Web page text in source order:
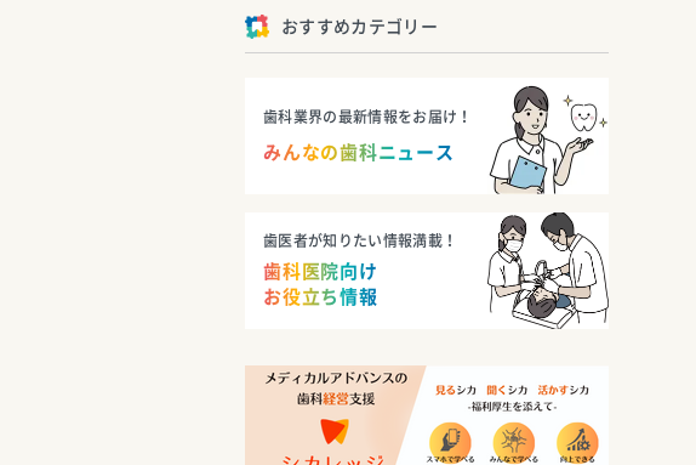
おすすめカテゴリー
歯科業界の最新情報をお届け！
みんなの歯科ニュース
歯医者が知りたい情報満載！
歯科医院向け
お役立ち情報